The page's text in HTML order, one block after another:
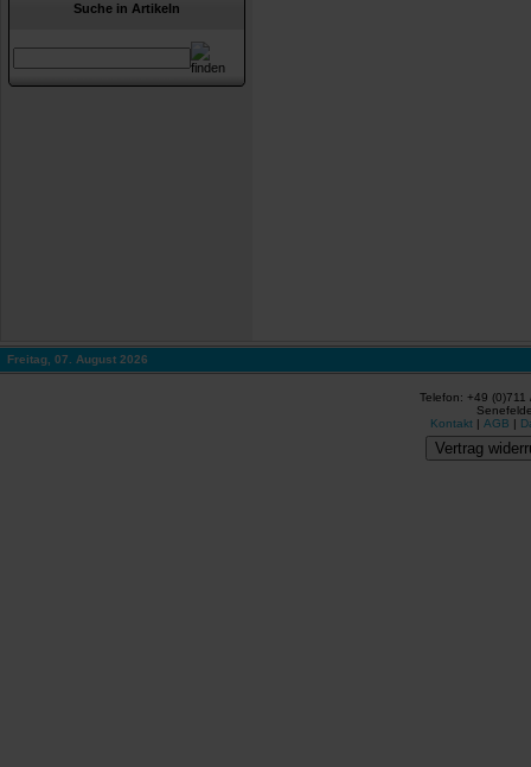
Suche in Artikeln
Freitag, 07. August 2026
Telefon: +49
Kontakt | AGB |
Vertrag